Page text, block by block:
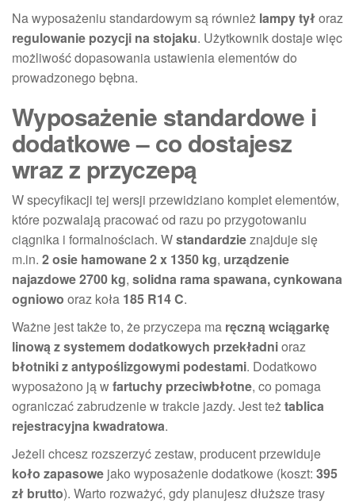
Na wyposażeniu standardowym są również lampy tyłoraz
regulowanie pozycji na stojaku. Użytkownik dostaje więc
możliwość dopasowania ustawienia elementów do
prowadzonego bębna.
Wyposażenie standardowe i
dodatkowe – co dostajesz
wraz z przyczepą
W specyfikacji tej wersji przewidziano komplet elementów,
które pozwalają pracować od razu po przygotowaniu
ciągnika i formalnościach. Wstandardzieznajduje się
m.in. 2 osie hamowane 2 x 1350 kg, urządzenie
najazdowe 2700 kg, solidna rama spawana, cynkowana
ogniowo oraz koła 185 R14 C.
Ważne jest także to, że przyczepa ma ręczną wciągarkę
linową z systemem dodatkowych przekładnioraz
błotniki z antypoślizgowymi podestami. Dodatkowo
wyposażono ją wfartuchy przeciwbłotne, co pomaga
ograniczać zabrudzenie w trakcie jazdy. Jest teżtablica
rejestracyjna kwadratowa.
Jeżeli chcesz rozszerzyć zestaw, producent przewiduje
koło zapasowe jako wyposażenie dodatkowe (koszt: 395
zł brutto). Warto rozważyć, gdy planujesz dłuższe trasy